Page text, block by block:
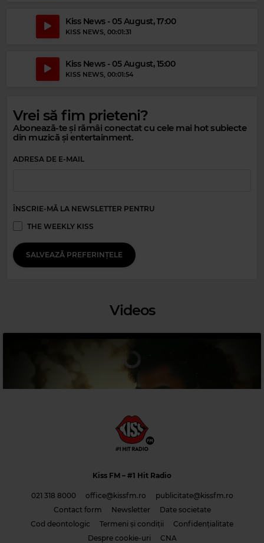
Magic 80s Hits
QUEEN–ANOTHER ONE BITES THE DUST
Magic 90s Hits
Kiss News - 05 August, 17:00
KISS NEWS, 00:01:31
Kiss News - 05 August, 15:00
KISS NEWS, 00:01:54
Vrei să fim prieteni?
Abonează-te și rămâi conectat cu cele mai hot subiecte
din muzică și entertainment.
ADRESA DE E-MAIL
ÎNSCRIE-MĂ LA NEWSLETTER PENTRU
THE WEEKLY KISS
SALVEAZĂ PREFERINȚELE
Videos
Costi & Adrian Saguna & Benzol – Solo tu -1
Kiss FM – #1 Hit Radio
021 318 8000 office@kissfm.ro
publicitate@kissfm.ro
Contact form
Newsletter
Date societate
Cod deontologic
Termeni și condiții
Confidențialitate
Despre cookie-uri
CNA